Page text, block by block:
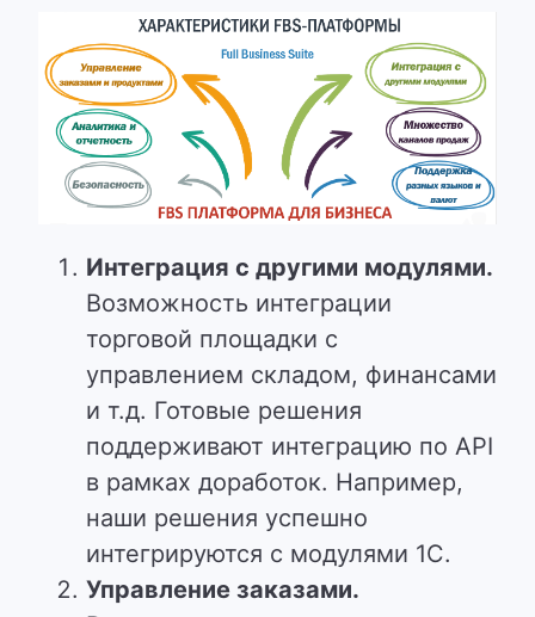
Интеграция с другими модулями.
Возможность интеграции
торговой площадки с
управлением складом, финансами
и т.д. Готовые решения
поддерживают интеграцию по API
в рамках доработок. Например,
наши решения успешно
интегрируются с модулями 1С.
Управление заказами.